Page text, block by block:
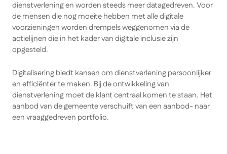
dienstverlening en worden steeds meer datagedreven. Voor
de mensen die nog moeite hebben met alle digitale
voorzieningen worden drempels weggenomen via de
actielijnen die in het kader van digitale inclusie zijn
opgesteld.
Digitalisering biedt kansen om dienstverlening persoonlijker
en efficiënter te maken. Bij de ontwikkeling van
dienstverlening moet de klant centraal komen te staan. Het
aanbod van de gemeente verschuift van een aanbod- naar
een vraaggedreven portfolio.